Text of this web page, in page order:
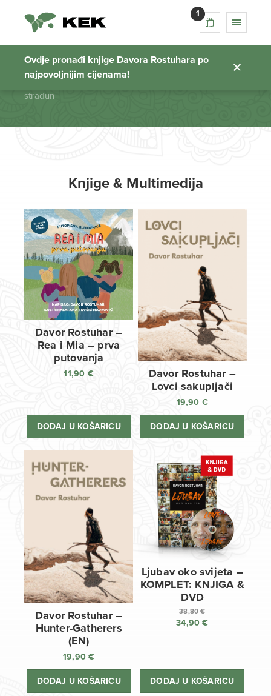
1
Ovdje pronađi knjige Davora Rostuhara po
najpovoljnijim cijenama!
stradun
Početna stranica
stradun
Knjige & Multimedija
Davor Rostuhar –
Rea i Mia – prva
putovanja
11,90 €
DODAJ U KOŠARICU
Davor Rostuhar –
Lovci sakupljači
19,90 €
DODAJ U KOŠARICU
Davor Rostuhar –
Hunter-Gatherers
(EN)
19,90€
DODAJ U KOŠARICU
Ljubav oko svijeta –
KOMPLET: KNJIGA &
DVD
38,80€
Izvorna
38,80 €.
34,90€
34,90 €.
DODAJ U KOŠARICU